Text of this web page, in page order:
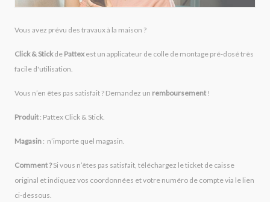
Vous avez prévu des travaux à la maison ?
Click & Stickde Pattex est un applicateur de colle de montage pré-dosé très
facile d'utilisation.
Vous n’en êtes pas satisfait ? Demandez un remboursement !
Produit : Pattex Click & Stick.
Magasin : n’importe quel magasin.
Comment ?Si vous n’êtes pas satisfait, téléchargez le ticket de caisse
original et indiquez vos coordonnées et votre numéro de compte via le lien
ci-dessous.